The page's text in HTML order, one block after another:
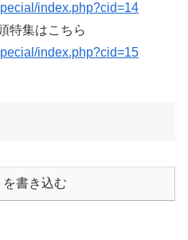
index.php?cid=14
特集はこちら
index.php?cid=15
を書き込む